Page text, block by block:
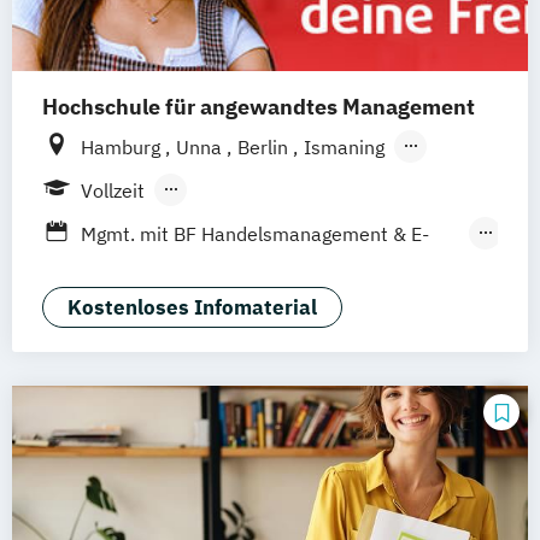
Hochschule für angewandtes Management
Hamburg Unna Berlin
Ismaning
Mannheim
Stuttgart
Vollzeit
Berufsbegleitendes Präsenzstudium
Mgmt. mit BF Handelsmanagement & E-
Social Media Studies Sportmanagement
Kostenloses Infomaterial